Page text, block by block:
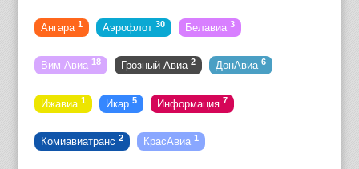
Ангара 1 Аэрофлот 30 Белавиа 3
Вим-Авиа 18 Грозный Авиа 2 ДонАвиа 6
Ижавиа 1 Икар 5 Информация 7
Комиавиатранс 2 КрасАвиа 1